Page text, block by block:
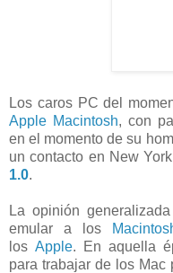
Los caros PC del
Apple Macintosh, con
en el momento de su
un contacto en New
1.0.
La opinión
emular a los
los Apple. En aquella
para trabajar de los Mac